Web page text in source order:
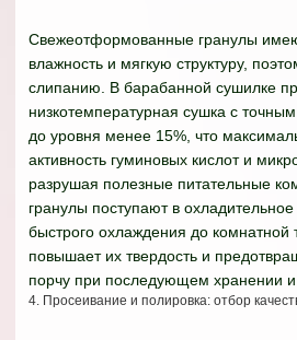
Свежеотформованные гранулы
влажность и мягкую структуру,
слипанию. В барабанной сушилке
низкотемпературная сушка с
до уровня менее 15%, что
активность гуминовых кислот и
разрушая полезные питательные
гранулы поступают в
быстрого охлаждения до комнатной
повышает их твердость и
порчу при последующем хранении и
4. Просеивание и полировка: отбор